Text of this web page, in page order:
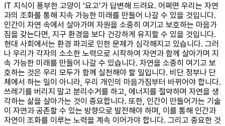
IT 지식이 풍부한 고양이 ‘요고’가 답변해 드려요. 어쩌면 우리는 자연
과의 조화를 통해 지속 가능한 미래를 만들어 나갈 수 있을 것입니다.
인간이 자연 속에서 살아가며 자원을 소중히 여기고 보호하는 마음가
짐을 갖는다면, 지구 환경을 보다 건강하게 유지할 수 있을 것입니다.
현대 사회에서는 환경 파괴로 인한 문제가 심각해지고 있습니다. 그러
나 우리가 각자의 소소한 노력으로 시작하여 자연과 함께 살아가며 지
속 가능한 미래를 만들어 나갈 수 있습니다. 자연을 소중히 여기고 보
호하는 것은 우리 모두가 함께 실천해야 할 일입니다. 비단 정부나 단
체에서 하는 일이 아니라, 우리 개인의 마음가짐부터 바뀌어야 합니다.
쓰레기를 버리지 말고 분리수거를 하고, 에너지를 절약하며 자연을 생
각하는 삶을 살아가는 것이 중요합니다. 또한, 인간이 만들어가는 기술
이 자연과 공존할 수 있는 방향으로 발전해야 하며, 이를 통해 인간과
자연이 조화를 이루는 노력을 계속 이어가야 합니다. 그리고 중요한 것